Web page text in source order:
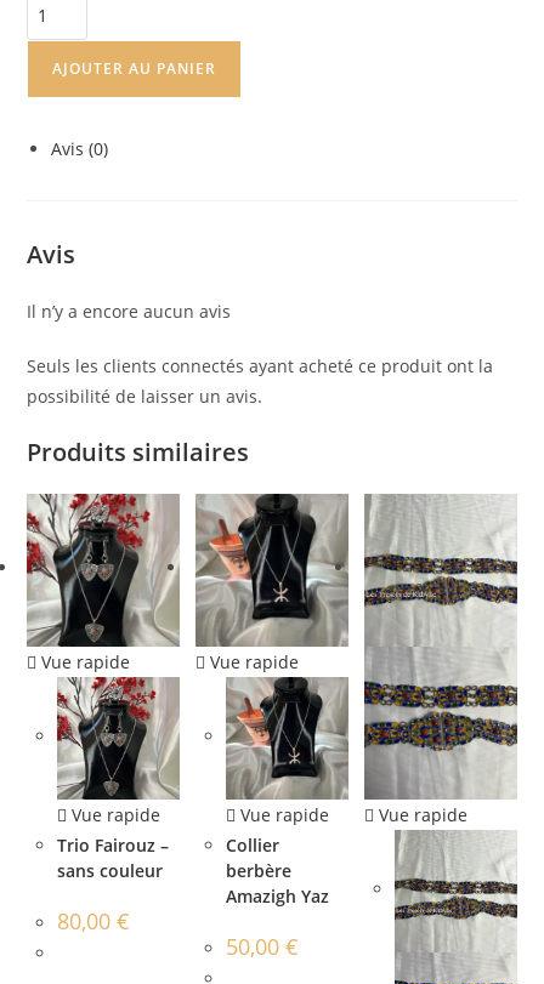
AJOUTER AU PANIER
Avis (0)
Avis
Il n’y a encore aucun avis
Seuls les clients connectés ayant acheté ce produit ont la
possibilité de laisser un avis.
Produits similaires
Vue rapide
Vue rapide
Trio Fairouz –
sans couleur
80,00€
Vue rapide
Vue rapide
Collier
berbère
Amazigh Yaz
50,00 €
Vue rapide